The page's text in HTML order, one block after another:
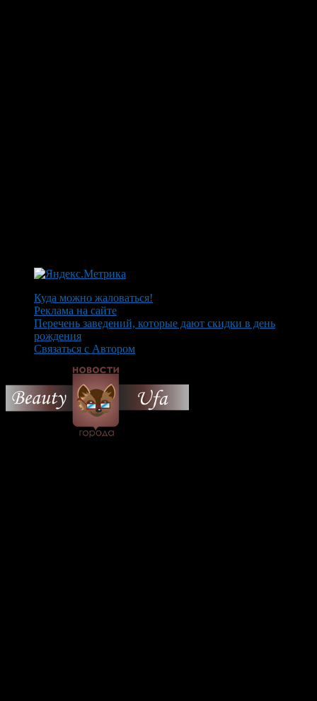
Куда можно жаловаться!
Реклама на сайте
Перечень заведений, которые дают скидки в день
рождения
Связаться с Автором